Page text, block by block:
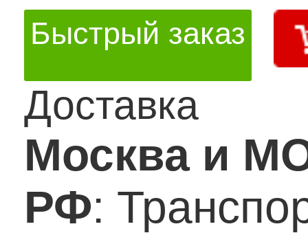
Быстрый заказ
Доставка
Москва и
РФ: